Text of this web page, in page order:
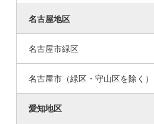
名古屋地区
名古屋市緑区
名古屋市（緑区・守山区を除く）
愛知地区